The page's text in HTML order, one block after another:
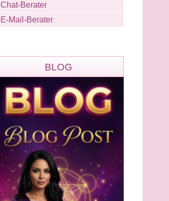
Chat-Berater
E-Mail-Berater
BLOG